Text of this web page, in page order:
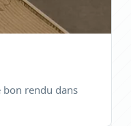
bon rendu dans